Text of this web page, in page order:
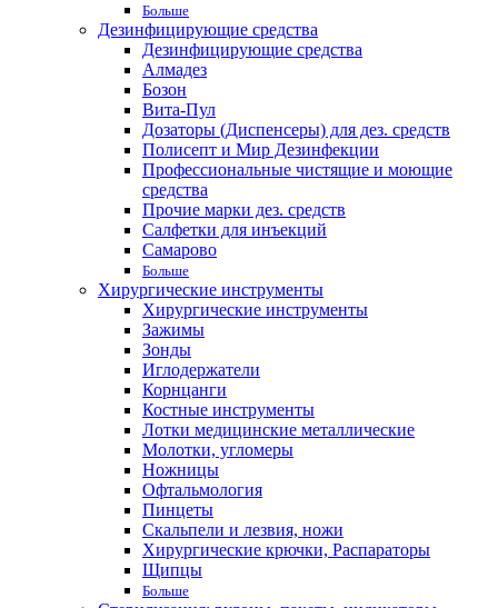
Больше
Дезинфицирующие средства
Дезинфицирующие средства
Алмадез
Бозон
Вита-Пул
Дозаторы (Диспенсеры) для дез. средств
Полисепт и Мир Дезинфекции
Профессиональные чистящие и моющие
средства
Прочие марки дез. средств
Салфетки для инъекций
Самарово
Больше
Хирургические инструменты
Хирургические инструменты
Зажимы
Зонды
Иглодержатели
Корнцанги
Костные инструменты
Лотки медицинские металлические
Молотки, угломеры
Ножницы
Офтальмология
Пинцеты
Скальпели и лезвия, ножи
Хирургические крючки, Распараторы
Щипцы
Больше